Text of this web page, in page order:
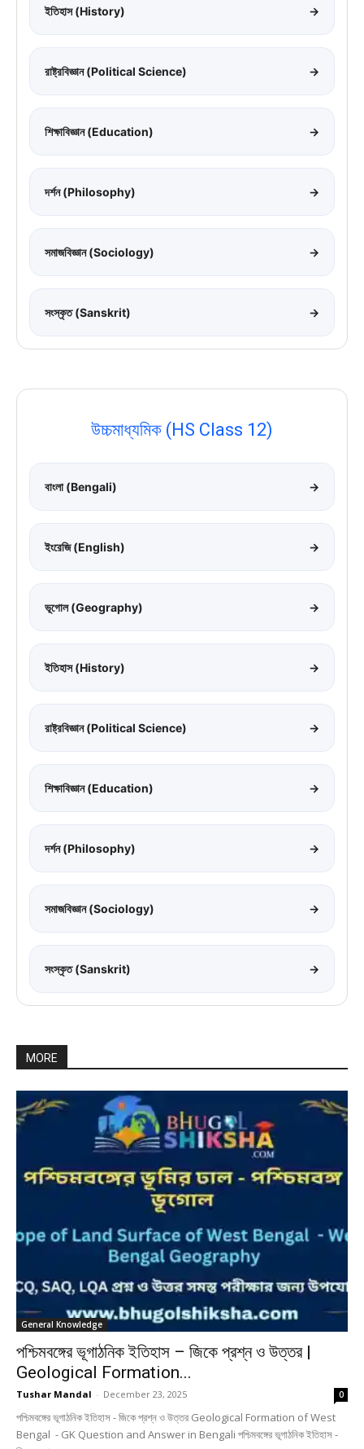
ইতিহাস (History) →
রাষ্ট্রবিজ্ঞান (Political Science) →
শিক্ষাবিজ্ঞান (Education) →
দর্শন (Philosophy) →
সমাজবিজ্ঞান (Sociology) →
সংস্কৃত (Sanskrit) →
উচ্চমাধ্যমিক (HS Class 12)
বাংলা (Bengali) →
ইংরেজি (English) →
ভূগোল (Geography) →
ইতিহাস (History) →
রাষ্ট্রবিজ্ঞান (Political Science) →
শিক্ষাবিজ্ঞান (Education) →
দর্শন (Philosophy) →
সমাজবিজ্ঞান (Sociology) →
সংস্কৃত (Sanskrit) →
MORE
General Knowledge
পশ্চিমবঙ্গের ভূগাঠনিক ইতিহাস – জিকে প্রশ্ন ও উত্তর |
Geological Formation...
Tushar Mandal - December 23, 2025 0
পশ্চিমবঙ্গের ভূগাঠনিক ইতিহাস - জিকে প্রশ্ন ও উত্তর Geological Formation of West
Bengal - GK Question and Answer in Bengali পশ্চিমবঙ্গের ভূগাঠনিক ইতিহাস -